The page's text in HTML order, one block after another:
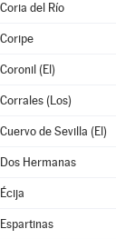
Coria del Río
Coripe
Coronil (El)
Corrales (Los)
Cuervo de Sevilla (El)
Dos Hermanas
Écija
Espartinas